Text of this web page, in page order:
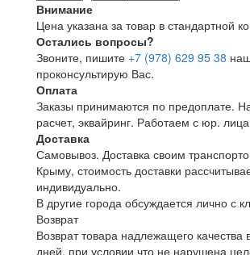
Внимание
Цена указана за товар в стандартной
Остались вопросы?
Звоните, пишите +7 (978) 629 95 38
проконсультирую Вас.
Оплата
Заказы принимаются по предоплате.
расчет, эквайринг. Работаем с юр.
Доставка
Самовывоз. Доставка своим
Крыму, стоимость доставки
индивидуально.
В другие города обсуждается лично с
Возврат
Возврат товара надлежащего качества
дней, при условии что не нарушена